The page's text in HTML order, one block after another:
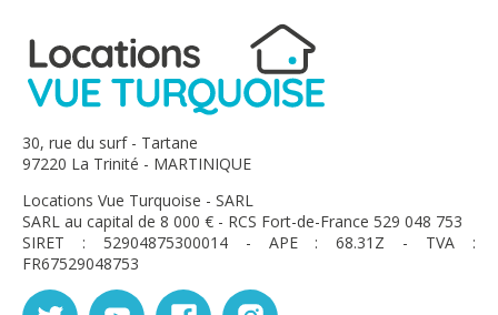
30, rue du surf - Tartane
97220 La Trinité - MARTINIQUE
Locations Vue Turquoise - SARL
SARL au capital de 8 000 € - RCS Fort-de-France 529 048 753
SIRET : 52904875300014 - APE : 68.31Z - TVA :
FR67529048753